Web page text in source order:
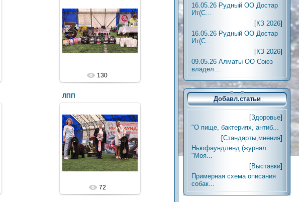
130
ЛПП
72
16.05.26 Рудный ОО Достар
Ит(С...
[КЗ 2026]
16.05.26 Рудный ОО Достар
Ит(С...
[КЗ 2026]
09.05.26 Алматы ОО Союз
владел...
Добавл.статьи
[Здоровье]
"О пище, бактериях, антиб...
[Стандарты,мнения]
Ньюфаундленд (журнал
"Моя...
[Выставки]
Примерная схема описания
собак...